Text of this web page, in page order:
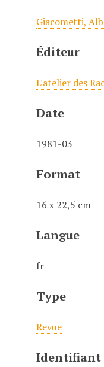
Giacometti,
Éditeur
L'atelier des
Date
1981-03
Format
16 x 22,5 cm
Langue
fr
Type
Revue
Identifiant